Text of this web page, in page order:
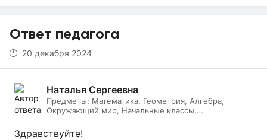
Ответ педагога
20 декабря 2024
Наталья Сергеевна
Предметы: Математика, Геометрия, Алгебра,
Окружающий мир, Начальные классы,
Здравствуйте!